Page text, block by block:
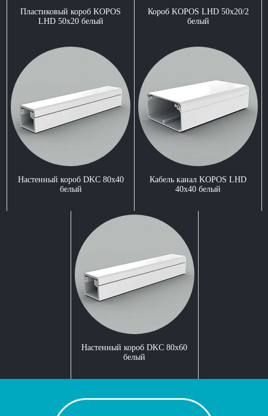
Пластиковый короб KOPOS
LHD 50x20 белый
Короб KOPOS LHD 50x20/2
белый
Настенный короб DKC 80x40
белый
Кабель канал KOPOS LHD
40x40 белый
Настенный короб DKC 80x60
белый